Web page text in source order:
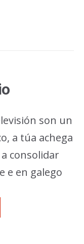
son un
a túa achega
consolidar
e en galego